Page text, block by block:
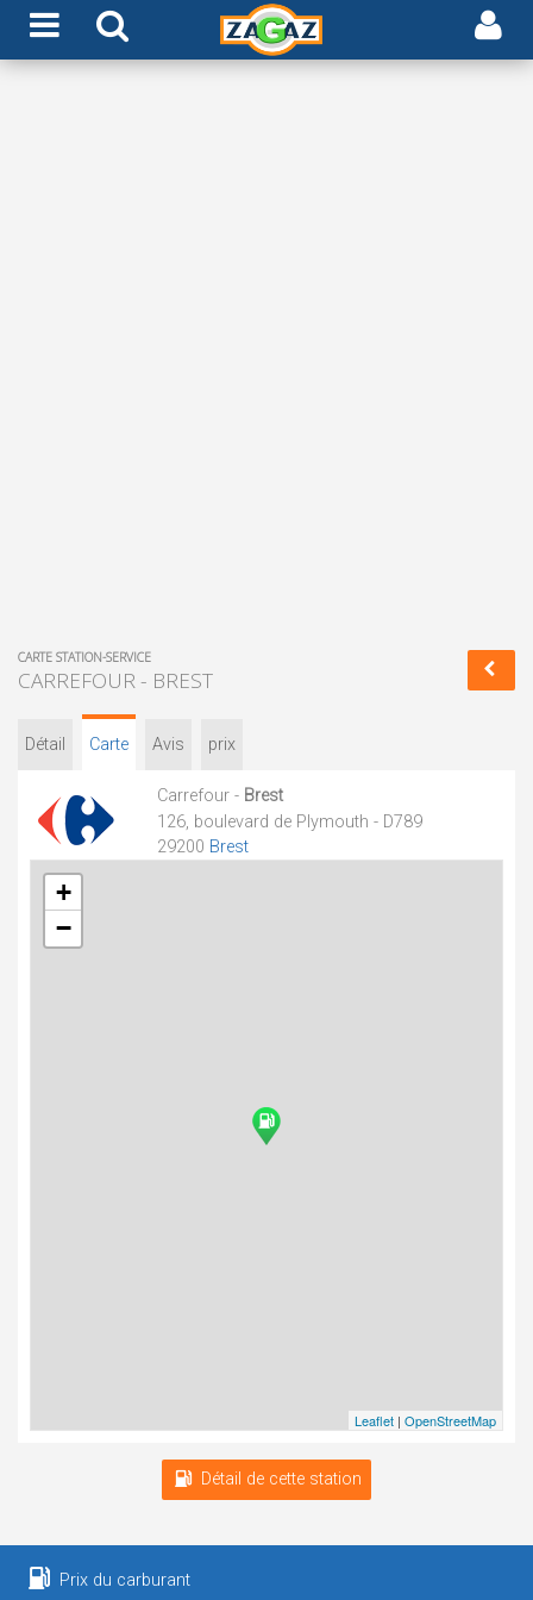
CARTE STATION-SERVICE
CARREFOUR - BREST
Détail Carte Avis prix
Carrefour - Brest
126, boulevard de Plymouth - D789
29200 Brest
+
−
Leaflet | OpenStreetMap
Détail de cette station
Prix du carburant